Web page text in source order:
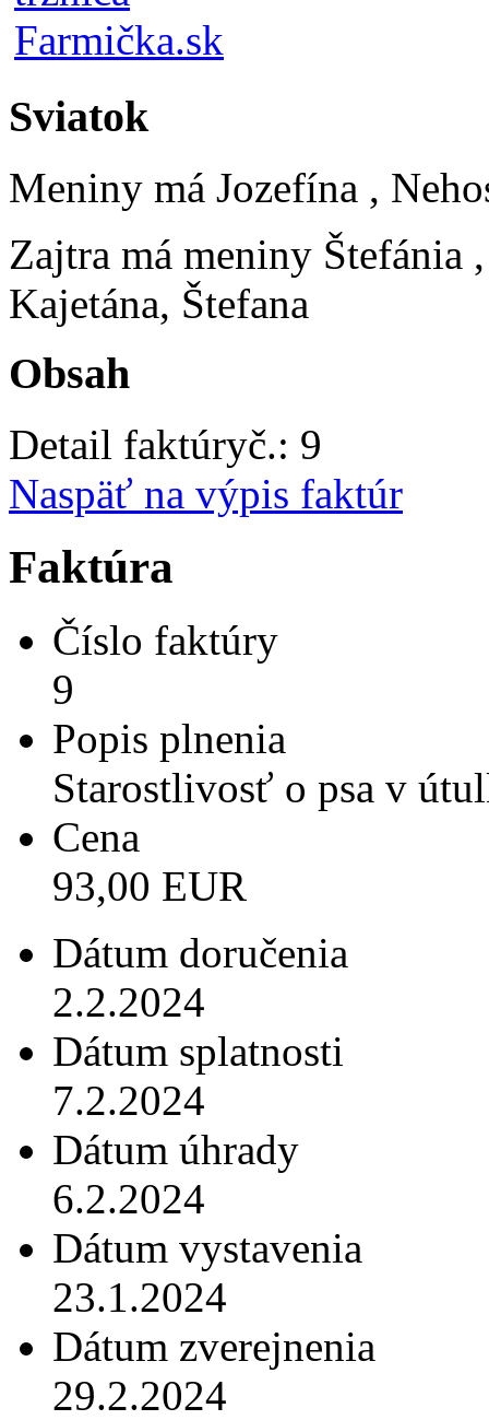
Sviatok
Meniny má Jozefína ,
Zajtra má meniny Štefánia
Kajetána, Štefana
Obsah
Detail faktúryč.: 9
Naspäť na výpis faktúr
Faktúra
Číslo faktúry
9
Popis plnenia
Starostlivosť o psa v
Cena
93,00 EUR
Dátum doručenia
2.2.2024
Dátum splatnosti
7.2.2024
Dátum úhrady
6.2.2024
Dátum vystavenia
23.1.2024
Dátum zverejnenia
29.2.2024